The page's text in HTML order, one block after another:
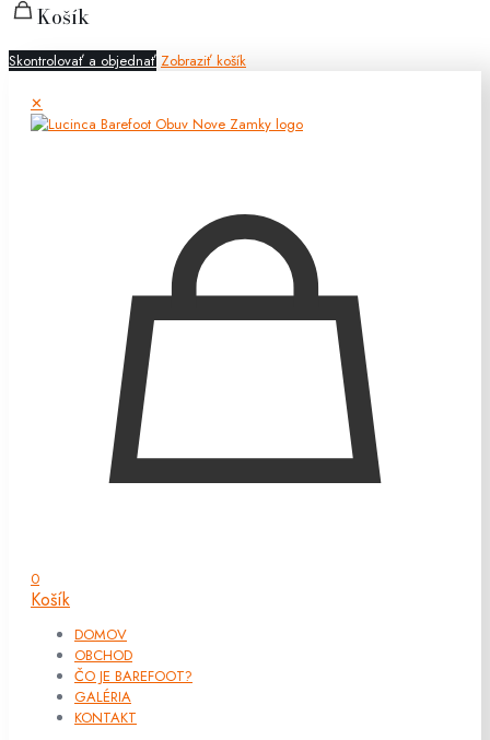
Košík
Skontrolovať a objednať Zobraziť košík
✕
0
Košík
DOMOV
OBCHOD
ČO JE BAREFOOT?
GALÉRIA
KONTAKT